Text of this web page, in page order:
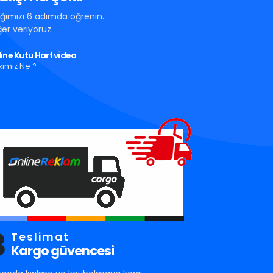
6 adımda öğrenin.
veriyoruz.
Kutu Harf video
Ne ?
Teslimat
Kargo güvencesi